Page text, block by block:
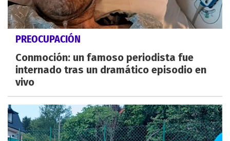
PREOCUPACIÓN
Conmoción: un famoso periodista fue
internado tras un dramático episodio en
vivo